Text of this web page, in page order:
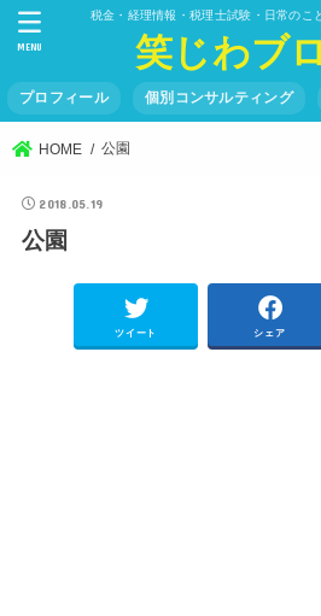
税金・経理情報・税理士試験・日常のこ
笑じわブ
プロフィール 個別コンサルティング
MENU
HOME 公園
2018.05.19
公園
ツイート シェア